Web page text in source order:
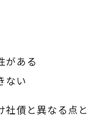
がある
ない
債と異なる点